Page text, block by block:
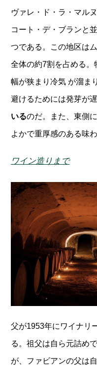
ヴァレ・ド・ラ・マル
コート・デ・ブランと
つである。この地区は
全体の約7割を占める
幅が狭まり冷気 が溜ま
避けるためには発芽が
いるのだ。また、東側
よかで重厚感のある味
ワイン造りまで
父が1953年にワイナリ
る。祖父は自ら元詰め
が、ファビアンの父は